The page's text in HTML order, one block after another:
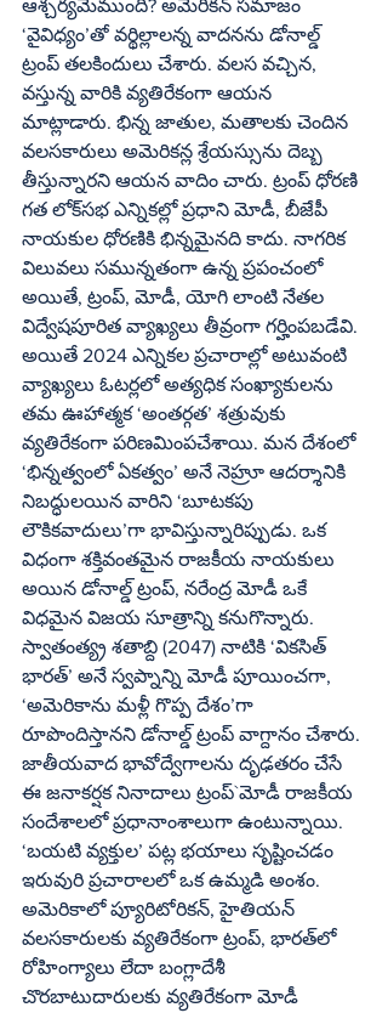
ఆశ్చర్యమేముంది? అమెరికన్‌ సమాజం
‘వైవిధ్యం’తో వర్థిల్లాలన్న వాదనను డోనాల్డ్‌
ట్రంప్‌ తలకిందులు చేశారు. వలస వచ్చిన,
వస్తున్న వారికి వ్యతిరేకంగా ఆయన
మాట్లాడారు. భిన్న జాతుల, మతాలకు చెందిన
వలసకారులు అమెరికన్ల శ్రేయస్సును దెబ్బ
తీస్తున్నారని ఆయన వాదిం చారు. ట్రంప్‌ ధోరణి
గత లోక్‌సభ ఎన్నికల్లో ప్రధాని మోడీ, బీజేపీ
నాయకుల ధోరణికి భిన్నమైనది కాదు. నాగరిక
విలువలు సమున్నతంగా ఉన్న ప్రపంచంలో
అయితే, ట్రంప్‌, మోడీ, యోగి లాంటి నేతల
విద్వేషపూరిత వ్యాఖ్యలు తీవ్రంగా గర్హింపబడేవి.
అయితే 2024 ఎన్నికల ప్రచారాల్లో అటువంటి
వ్యాఖ్యలు ఓటర్లలో అత్యధిక సంఖ్యాకులను
తమ ఊహాత్మక ‘అంతర్గత’ శత్రువుకు
వ్యతిరేకంగా పరిణమింపచేశాయి. మన దేశంలో
‘భిన్నత్వంలో ఏకత్వం’ అనే నెహ్రూ ఆదర్శానికి
నిబద్ధులయిన వారిని ‘బూటకపు
లౌకికవాదులు’గా భావిస్తున్నారిప్పుడు. ఒక
విధంగా శక్తివంతమైన రాజకీయ నాయకులు
అయిన డోనాల్డ్‌ ట్రంప్‌, నరేంద్ర మోడీ ఒకే
విధమైన విజయ సూత్రాన్ని కనుగొన్నారు.
స్వాతంత్య్ర శతాబ్ది (2047) నాటికి ‘వికసిత్‌
భారత్‌’ అనే స్వప్నాన్ని మోడీ పూయించగా,
‘అమెరికాను మళ్లీ గొప్ప దేశం’గా
రూపొందిస్తానని డోనాల్డ్‌ ట్రంప్‌ వాగ్దానం చేశారు.
జాతీయవాద భావోద్వేగాలను దృఢతరం చేసే
ఈ జనాకర్షక నినాదాలు ట్రంప్‌`మోడీ రాజకీయ
సందేశాలలో ప్రధానాంశాలుగా ఉంటున్నాయి.
‘బయటి వ్యక్తుల’ పట్ల భయాలు సృష్టించడం
ఇరువురి ప్రచారాలలో ఒక ఉమ్మడి అంశం.
అమెరికాలో ప్యూరిటోరికన్‌, హైతియన్‌
వలసకారులకు వ్యతిరేకంగా ట్రంప్‌, భారత్‌లో
రోహింగ్యాలు లేదా బంగ్లాదేశీ
చొరబాటుదారులకు వ్యతిరేకంగా మోడీ